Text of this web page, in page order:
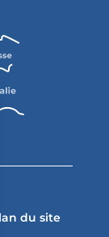
du site